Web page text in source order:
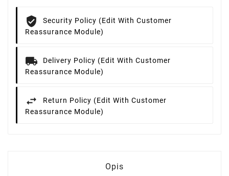
Security Policy (edit With Customer
Reassurance Module)
Delivery Policy (edit With Customer
Reassurance Module)
Return Policy (edit With Customer
Reassurance Module)
Opis